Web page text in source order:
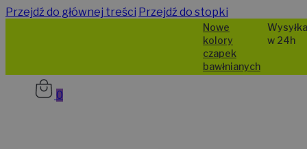
Przejdź do głównej treści Przejdź do stopki
Nowe
kolory
czapek
bawłnianych
Wysyłka
w 24h
0